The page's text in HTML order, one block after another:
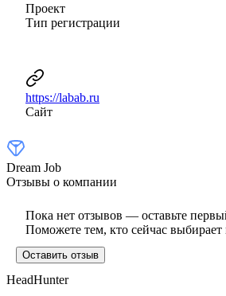
Проект
Тип регистрации
https://labab.ru
Сайт
Dream Job
Отзывы о компании
Пока нет отзывов — оставьте
Поможете тем, кто сейчас выбирает
Оставить отзыв
HeadHunter